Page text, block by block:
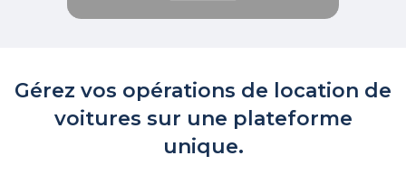
Gérez vos opérations de location de
voitures sur une plateforme
unique.